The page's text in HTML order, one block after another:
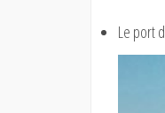
Le port